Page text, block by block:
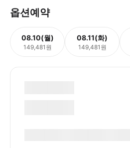
옵션예약
08.10(월)
149,481원
08.11(화)
149,481원